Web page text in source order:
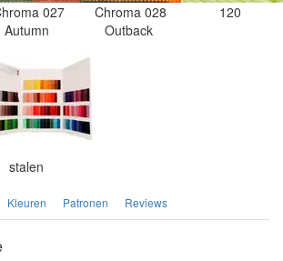
027
Autumn
Chroma 028
Outback
120
stalen
Kleuren Patronen Reviews